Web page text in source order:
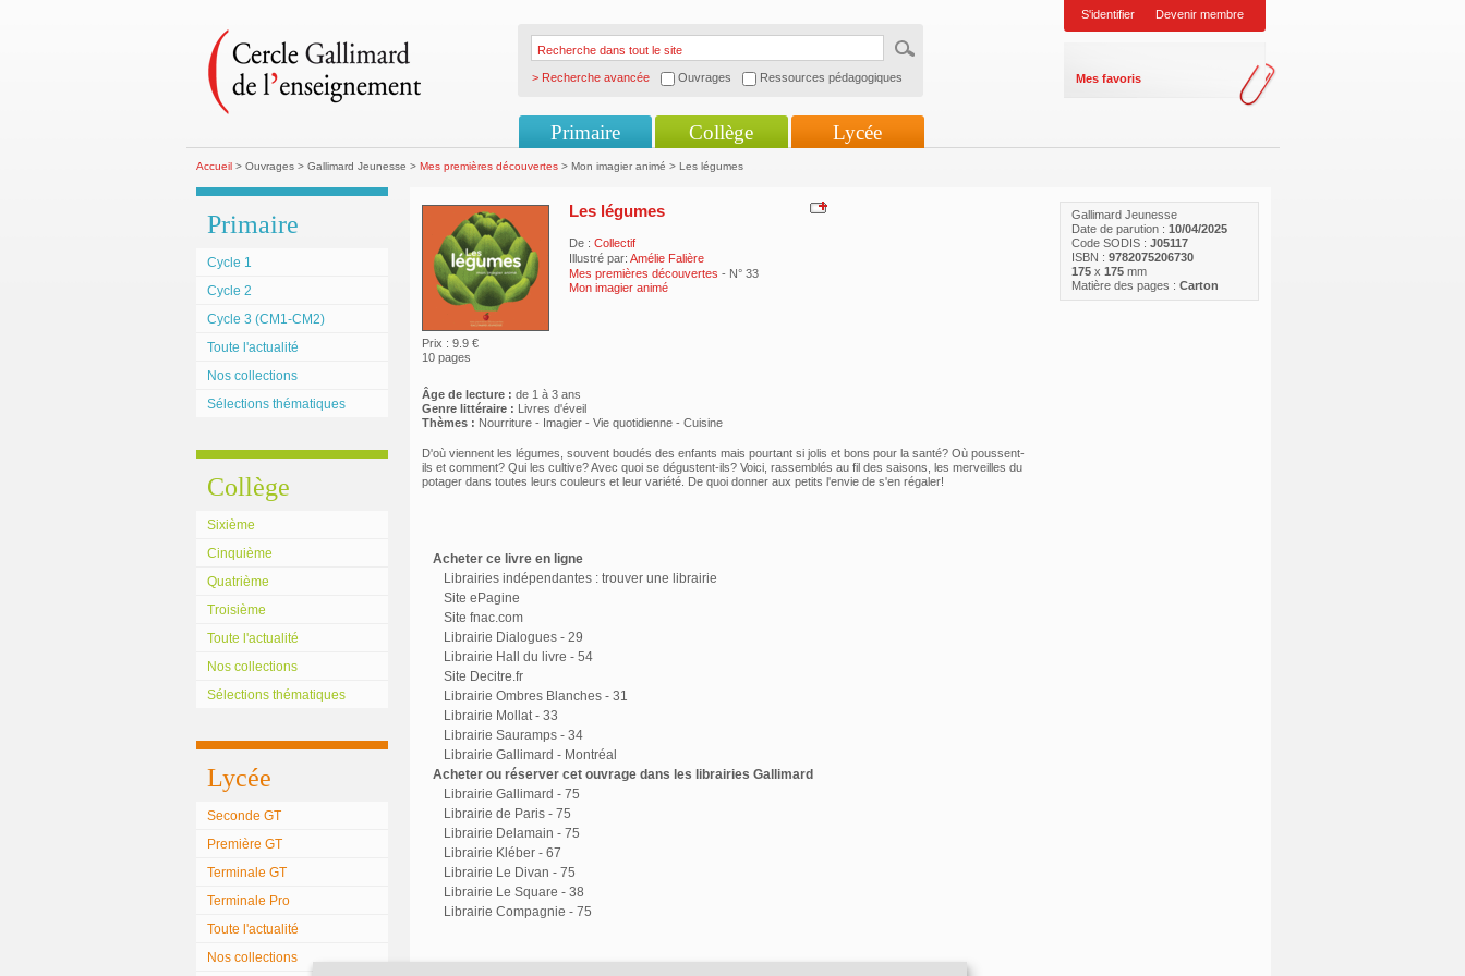
> Recherche avancée Ouvrages Ressources pédagogiques
S'identifier Devenir membre
Mes favoris
Primaire Collège Lycée
Accueil> Ouvrages > Gallimard Jeunesse > Mes premières découvertes> Mon imagier animé > Les légumes
Primaire
Cycle 1
Cycle 2
Cycle 3 (CM1-CM2)
Toute l'actualité
Nos collections
Sélections thématiques
Collège
Sixième
Cinquième
Quatrième
Troisième
Toute l'actualité
Nos collections
Sélections thématiques
Lycée
Seconde GT
Première GT
Terminale GT
Terminale Pro
Toute l'actualité
Nos collections
Gallimard Jeunesse
Date de parution : 10/04/2025
Code SODIS : J05117
ISBN : 9782075206730
175x 175mm
Matière des pages : Carton
Prix : 9.9 €
10 pages
Les légumes
De : Collectif
Illustré par: Amélie Falière
Mes premières découvertes - N° 33
Mon imagier animé
Âge de lecture : de 1 à 3 ans
Genre littéraire : Livres d'éveil
Thèmes : Nourriture - Imagier - Vie quotidienne - Cuisine
D'où viennent les légumes, souvent boudés des enfants mais pourtant si jolis et bons pour la santé? Où poussent-
ils et comment? Qui les cultive? Avec quoi se dégustent-ils? Voici, rassemblés au fil des saisons, les merveilles du
potager dans toutes leurs couleurs et leur variété. De quoi donner aux petits l'envie de s'en régaler!
Acheter ce livre en ligne
Librairies indépendantes : trouver une librairie
Site ePagine
Site fnac.com
Librairie Dialogues - 29
Librairie Hall du livre - 54
Site Decitre.fr
Librairie Ombres Blanches - 31
Librairie Mollat - 33
Librairie Sauramps - 34
Librairie Gallimard - Montréal
Acheter ou réserver cet ouvrage dans les librairies Gallimard
Librairie Gallimard - 75
Librairie de Paris - 75
Librairie Delamain - 75
Librairie Kléber - 67
Librairie Le Divan - 75
Librairie Le Square - 38
Librairie Compagnie - 75